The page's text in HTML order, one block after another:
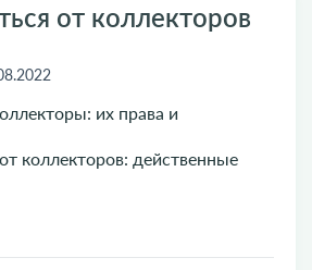
от коллекторов
их права и
коллекторов: действенные